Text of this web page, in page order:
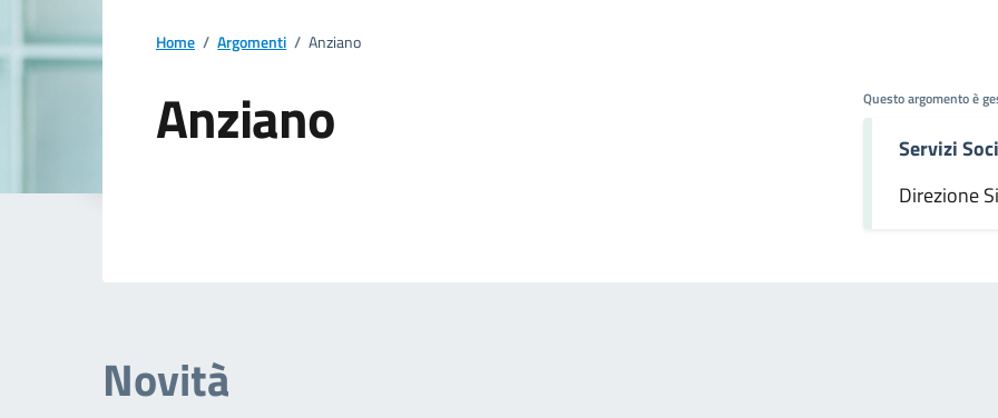
Home / Argomenti / Anziano
Anziano Questo argomento è
Servizi
Direzione
Novità